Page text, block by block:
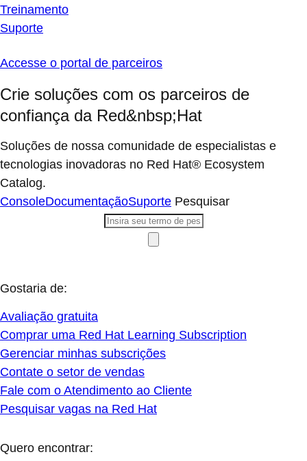
Treinamento
Suporte
Accesse o portal de parceiros
Crie soluções com os parceiros de
confiança da Red&nbsp;Hat
Soluções de nossa comunidade de especialistas e
tecnologias inovadoras no Red Hat® Ecosystem
Catalog.
ConsoleDocumentaçãoSuporte Pesquisar
Gostaria de:
Avaliação gratuita
Comprar uma Red Hat Learning Subscription
Gerenciar minhas subscrições
Contate o setor de vendas
Fale com o Atendimento ao Cliente
Pesquisar vagas na Red Hat
Quero encontrar: